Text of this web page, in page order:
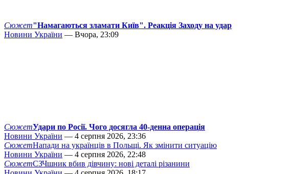
Сюжет"Намагаються зламати Київ". Реакція Заходу на удар
Новини України — Вчора, 23:09
СюжетУдари по Росії. Чого досягла 40-денна операція
Новини України — 4 серпня 2026, 23:36
СюжетНапади на українців в Польщі. Як змінити ситуацію
Новини України — 4 серпня 2026, 22:48
СюжетСЗЧшник вбив дівчину: нові деталі різанини